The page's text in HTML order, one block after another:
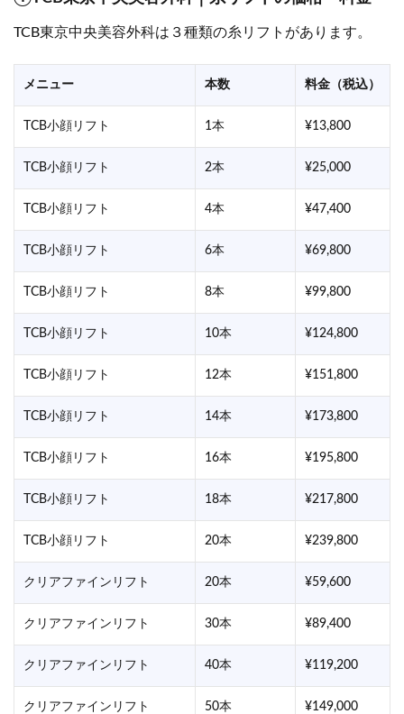
TCB東京中央美容外科は３種類の糸リフトがあります。
メニュー 本数 料金（税込）
TCB小顔リフト 1本 ¥13,800
TCB小顔リフト 2本 ¥25,000
TCB小顔リフト 4本 ¥47,400
TCB小顔リフト 6本 ¥69,800
TCB小顔リフト 8本 ¥99,800
TCB小顔リフト 10本 ¥124,800
TCB小顔リフト 12本 ¥151,800
TCB小顔リフト 14本 ¥173,800
TCB小顔リフト 16本 ¥195,800
TCB小顔リフト 18本 ¥217,800
TCB小顔リフト 20本 ¥239,800
クリアファインリフト 20本 ¥59,600
クリアファインリフト 30本 ¥89,400
クリアファインリフト 40本 ¥119,200
クリアファインリフト 50本 ¥149,000